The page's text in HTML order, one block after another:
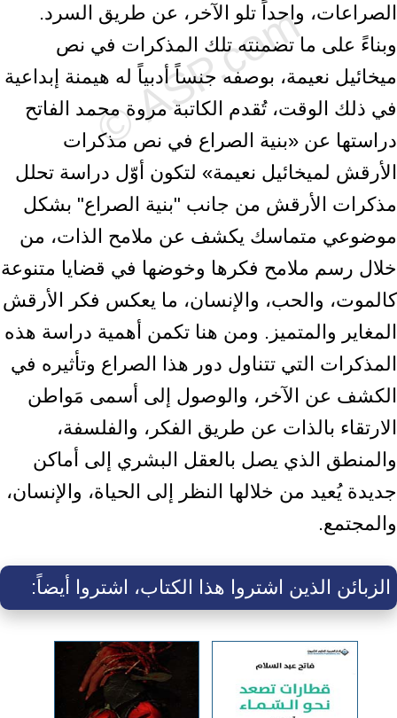
‏الصراعات، واحداً تلو الآخر، عن طريق السرد.‏
وبناءً على ما تضمنته تلك المذكرات في نص
ميخائيل نعيمة، بوصفه جنساً أدبياً ‏له هيمنة إبداعية
في ذلك الوقت، تُقدم الكاتبة مروة محمد الفاتح
دراستها عن «بنية ‏الصراع في نص مذكرات
الأرقش لميخائيل نعيمة» لتكون أوّل دراسة تحلل
مذكرات ‏الأرقش من جانب "بنية الصراع" بشكل
موضوعي متماسك يكشف عن ملامح الذات، ‏من
خلال رسم ملامح فكرها وخوضها في قضايا متنوعة
كالموت، والحب، والإنسان، ‏ما يعكس فكر الأرقش
المغاير والمتميز. ومن هنا تكمن أهمية دراسة هذه
المذكرات ‏التي تتناول دور هذا الصراع وتأثيره في
الكشف عن الآخر، والوصول إلى أسمى ‏مَواطن
الارتقاء بالذات عن طريق الفكر، والفلسفة،
والمنطق الذي يصل بالعقل ‏البشري إلى أماكن
جديدة يُعيد من خلالها النظر إلى الحياة، والإنسان،
والمجتمع.‏
الزبائن الذين اشتروا هذا الكتاب، اشتروا أيضاً: